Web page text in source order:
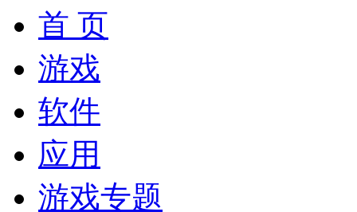
首 页
游戏
软件
应用
游戏专题